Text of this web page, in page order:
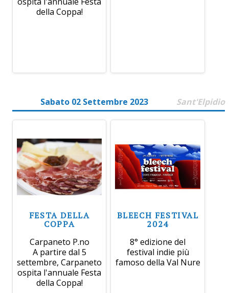
della Coppa!
Sabato 02 Settembre 2023 Sant'Elpidio
FESTA DELLA
COPPA
Carpaneto P.no
A partire dal 5
settembre, Carpaneto
ospita l'annuale Festa
della Coppa!
BLEECH FESTIVAL
2024
8° edizione del
festival indie più
famoso della Val Nure